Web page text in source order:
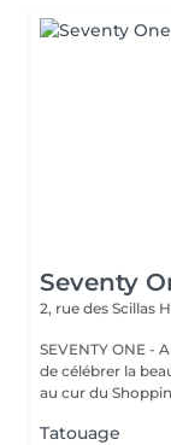
Seventy
2, rue des Scillas
SEVENTY ONE -
de célébrer la
au cur du
Tatouage